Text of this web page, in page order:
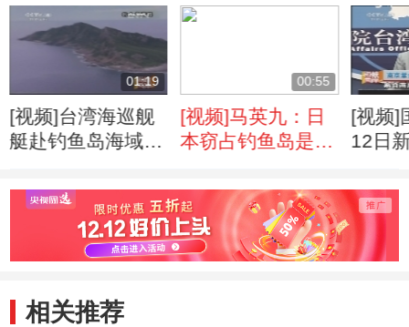
01:19
[视频]台湾海巡舰
艇赴钓鱼岛海域演
00:55
[视频]马英九：日
本窃占钓鱼岛是历
[视频]
12日
相关推荐